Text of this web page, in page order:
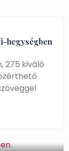
hegységben
275 kiváló